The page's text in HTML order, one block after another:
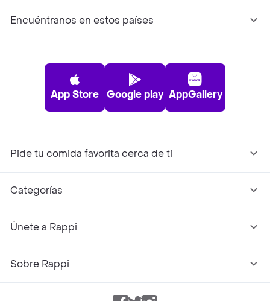
Encuéntranos en estos países
App Store Google play AppGallery
Pide tu comida favorita cerca de ti
Categorías
Únete a Rappi
Sobre Rappi